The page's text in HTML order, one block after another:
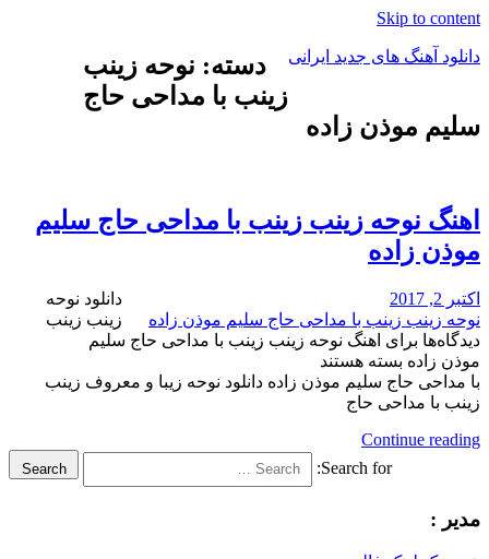
Skip to content
دانلود آهنگ های جدید ایرانی
دانلود
فول
دسته: نوحه زینب
زینب با مداحی حاج
سلیم موذن زاده
اهنگ نوحه زینب زینب با مداحی حاج سلیم
موذن زاده
اکتبر 2, 2017
نوحه زینب زینب با مداحی حاج سلیم موذن زاده
دیدگاه‌ها برای اهنگ نوحه زینب زینب با مداحی حاج سلیم
موذن زاده بسته هستند
دانلود نوحه
زینب زینب
با مداحی حاج سلیم موذن زاده دانلود نوحه زیبا و معروف زینب
زینب با مداحی حاج
Continue reading
Search for:
Search
مدیر :